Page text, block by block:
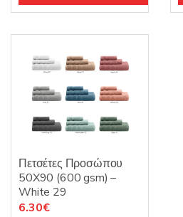
Πετσέτες Προσώπου
50X90 (600 gsm) –
White 29
6.30€